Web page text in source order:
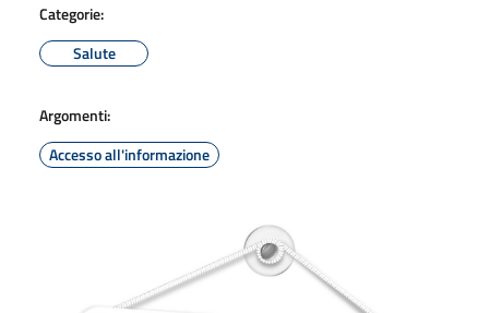
Categorie:
Salute
Argomenti:
Accesso all'informazione